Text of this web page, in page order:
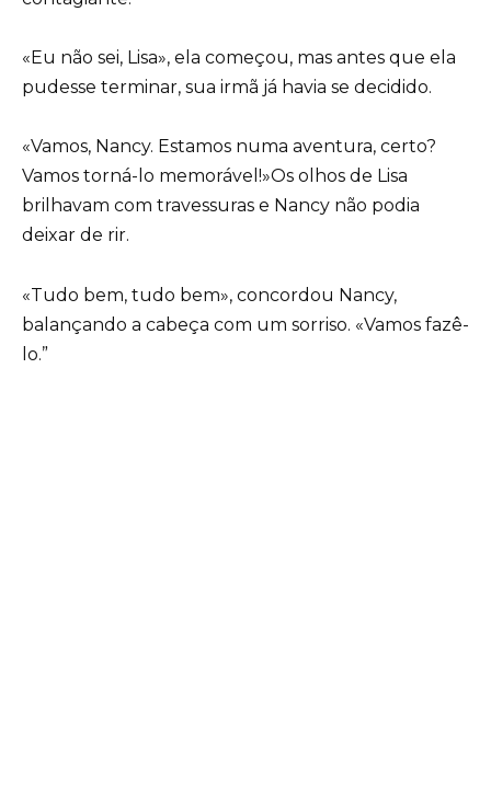
«Eu não sei, Lisa», ela começou, mas antes que ela
pudesse terminar, sua irmã já havia se decidido.
«Vamos, Nancy. Estamos numa aventura, certo?
Vamos torná-lo memorável!»Os olhos de Lisa
brilhavam com travessuras e Nancy não podia
deixar de rir.
«Tudo bem, tudo bem», concordou Nancy,
balançando a cabeça com um sorriso. «Vamos fazê-
lo.”